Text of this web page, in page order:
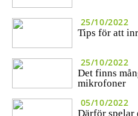
25/10/2022
Tips för att
25/10/2022
Det finns
mikrofoner
05/10/2022
Därför spelar